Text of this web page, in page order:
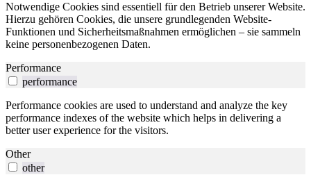
Notwendige Cookies sind essentiell für den Betrieb unserer Website.
Hierzu gehören Cookies, die unsere grundlegenden Website-
Funktionen und Sicherheitsmaßnahmen ermöglichen – sie sammeln
keine personenbezogenen Daten.
Performance
performance
Performance cookies are used to understand and analyze the key
performance indexes of the website which helps in delivering a
better user experience for the visitors.
Other
other